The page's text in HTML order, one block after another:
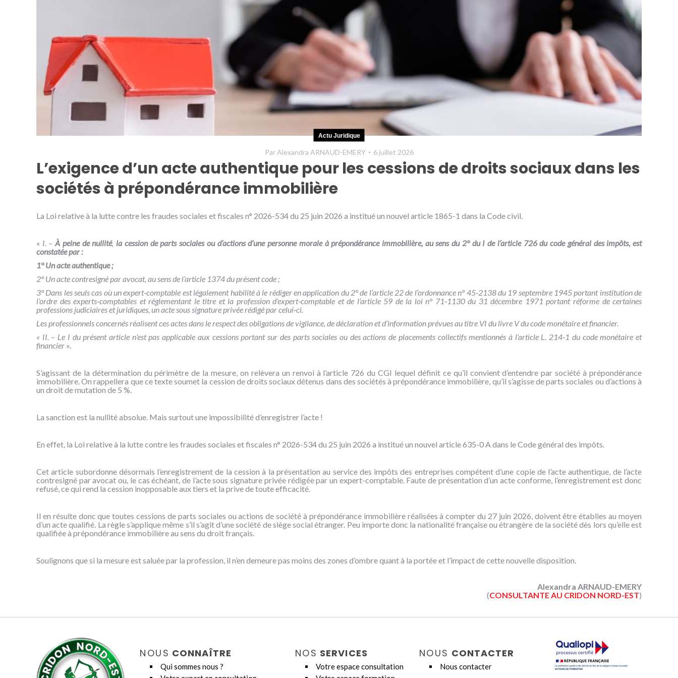
Actu Juridique
ParAlexandra ARNAUD-EMERY 6 juillet 2026
L’exigence d’un acte authentique pour les cessions de droits sociaux dans les
sociétés à prépondérance immobilière
La Loi relative à la lutte contre les fraudes sociales et fiscales n° 2026-534 du 25 juin 2026 a institué un nouvel article 1865-1 dans la Code civil.
« I. –À peine de nullité, la cession de parts sociales ou d’actions d’une personne morale à prépondérance immobilière, au sens du 2° du I de l’article 726 du code général des impôts, est
constatée par :
1° Un acte authentique ;
2° Un acte contresigné par avocat, au sens de l’article 1374 du présent code ;
3° Dans les seuls cas où un expert‑comptable est légalement habilité à le rédiger en application du 2° de l’article 22 de l’ordonnance n° 45‑2138 du 19 septembre 1945 portant institution de
l’ordre des experts‑comptables et réglementant le titre et la profession d’expert‑comptable et de l’article 59 de la loi n° 71‑1130 du 31 décembre 1971 portant réforme de certaines
professions judiciaires et juridiques, un acte sous signature privée rédigé par celui‑ci.
Les professionnels concernés réalisent ces actes dans le respect des obligations de vigilance, de déclaration et d’information prévues au titre VI du livre V du code monétaire et financier.
« II. – Le I du présent article n’est pas applicable aux cessions portant sur des parts sociales ou des actions de placements collectifs mentionnés à l’article L. 214‑1 du code monétaire et
financier ».
S’agissant de la détermination du périmètre de la mesure, on relèvera un renvoi à l’article 726 du CGI lequel définit ce qu’il convient d’entendre par société à prépondérance
immobilière. On rappellera que ce texte soumet la cession de droits sociaux détenus dans des sociétés à prépondérance immobilière, qu’il s’agisse de parts sociales ou d’actions à
un droit de mutation de 5 %.
La sanction est la nullité absolue. Mais surtout une impossibilité d’enregistrer l’acte !
En effet, la Loi relative à la lutte contre les fraudes sociales et fiscales n° 2026-534 du 25 juin 2026 a institué un nouvel article 635-0 A dans le Code général des impôts.
Cet article subordonne désormais l’enregistrement de la cession à la présentation au service des impôts des entreprises compétent d’une copie de l’acte authentique, de l’acte
contresigné par avocat ou, le cas échéant, de l’acte sous signature privée rédigée par un expert-comptable. Faute de présentation d’un acte conforme, l’enregistrement est donc
refusé, ce qui rend la cession inopposable aux tiers et la prive de toute efficacité.
Il en résulte donc que toutes cessions de parts sociales ou actions de société à prépondérance immobilière réalisées à compter du 27 juin 2026, doivent être établies au moyen
d’un acte qualifié. La règle s’applique même s’il s’agit d’une société de siège social étranger. Peu importe donc la nationalité française ou étrangère de la société dès lors qu’elle est
qualifiée à prépondérance immobilière au sens du droit français.
Soulignons que si la mesure est saluée par la profession, il n’en demeure pas moins des zones d’ombre quant à la portée et l’impact de cette nouvelle disposition.
Alexandra ARNAUD-EMERY
(CONSULTANTE AU CRIDON NORD-EST)
NOUS CONNAÎTRE
Qui sommes nous ?
NOS SERVICES
Votre espace consultation
NOUS CONTACTER
Nous contacter